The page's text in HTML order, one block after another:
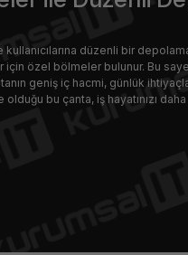
düzenli bir
özel bölmeler bulunur. Bu
geniş iç hacmi, günlük
olduğu bu çanta, iş hayatınızı